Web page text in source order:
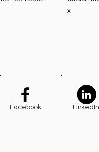
x
Facebook LinkedIn